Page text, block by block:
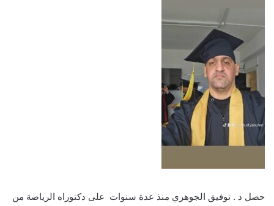
حصل د . توفيق الجوهري منذ عدة سنوات على دكتوراه الرياضة من